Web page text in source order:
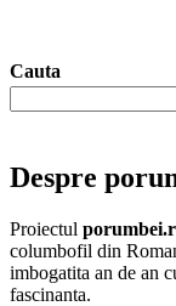
Cauta
Despre
Proiectul
columbofil din
imbogatita an de an
fascinanta.